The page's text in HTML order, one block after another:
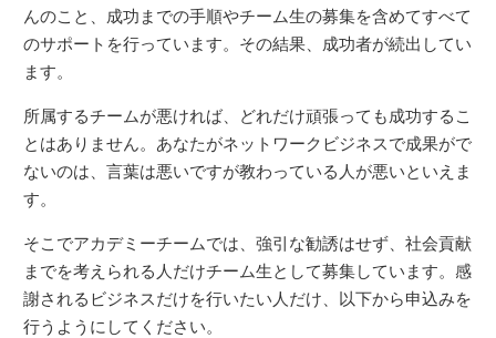
んのこと、成功までの手順やチーム生の募集を含めてすべて
のサポートを行っています。その結果、成功者が続出してい
ます。
所属するチームが悪ければ、どれだけ頑張っても成功するこ
とはありません。あなたがネットワークビジネスで成果がで
ないのは、言葉は悪いですが教わっている人が悪いといえま
す。
そこでアカデミーチームでは、強引な勧誘はせず、社会貢献
までを考えられる人だけチーム生として募集しています。感
謝されるビジネスだけを行いたい人だけ、以下から申込みを
行うようにしてください。